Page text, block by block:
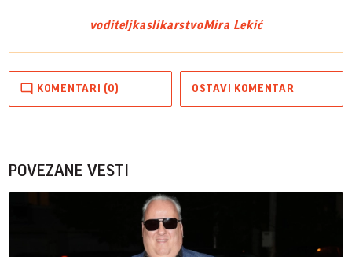
voditeljkaslikarstvoMira Lekić
KOMENTARI (0) OSTAVI KOMENTAR
POVEZANE VESTI